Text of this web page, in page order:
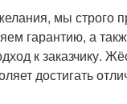
мы строго
гарантию, а
к заказчику.
достигать